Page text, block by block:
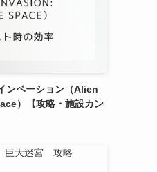
ンベーション（Alien
）【攻略・施設カン